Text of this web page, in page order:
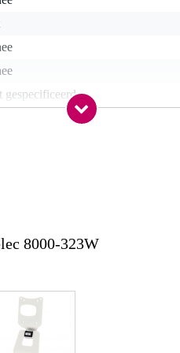
gespecificeerd
van toepassing
x 22,0 x 18,0 cm
8000-323W